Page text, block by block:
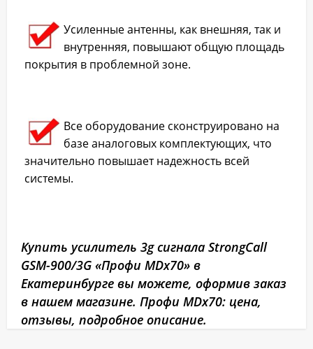
Усиленные антенны, как внешняя, так и
внутренняя, повышают общую площадь
покрытия в проблемной зоне.
Все оборудование сконструировано на
базе аналоговых комплектующих, что
значительно повышает надежность всей
системы.
Купить усилитель 3g сигнала StrongCall
GSM-900/3G «Профи MDх70» в
Екатеринбурге вы можете, оформив заказ
в нашем магазине. Профи MDх70: цена,
отзывы, подробное описание.